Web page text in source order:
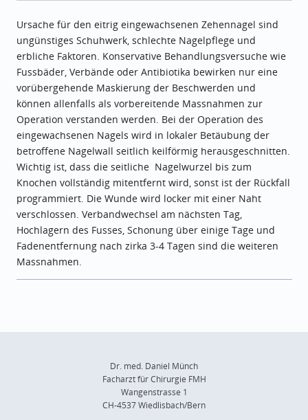
Ursache für den eitrig eingewachsenen Zehennagel sind
ungünstiges Schuhwerk, schlechte Nagelpflege und
erbliche Faktoren. Konservative Behandlungsversuche wie
Fussbäder, Verbände oder Antibiotika bewirken nur eine
vorübergehende Maskierung der Beschwerden und
können allenfalls als vorbereitende Massnahmen zur
Operation verstanden werden. Bei der Operation des
eingewachsenen Nagels wird in lokaler Betäubung der
betroffene Nagelwall seitlich keilförmig herausgeschnitten.
Wichtig ist, dass die seitliche Nagelwurzel bis zum
Knochen vollständig mitentfernt wird, sonst ist der Rückfall
programmiert. Die Wunde wird locker mit einer Naht
verschlossen. Verbandwechsel am nächsten Tag,
Hochlagern des Fusses, Schonung über einige Tage und
Fadenentfernung nach zirka 3-4 Tagen sind die weiteren
Massnahmen.
Dr. med. Daniel Münch
Facharzt für Chirurgie FMH
Wangenstrasse 1
CH-4537 Wiedlisbach/Bern